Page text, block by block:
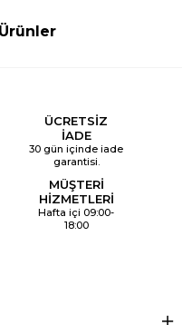
ÜCRETSİZ
İADE
30 gün içinde iade
garantisi.
MÜŞTERİ
HİZMETLERİ
Hafta içi 09:00-
18:00